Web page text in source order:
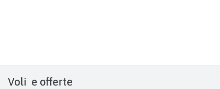
Voli e offerte